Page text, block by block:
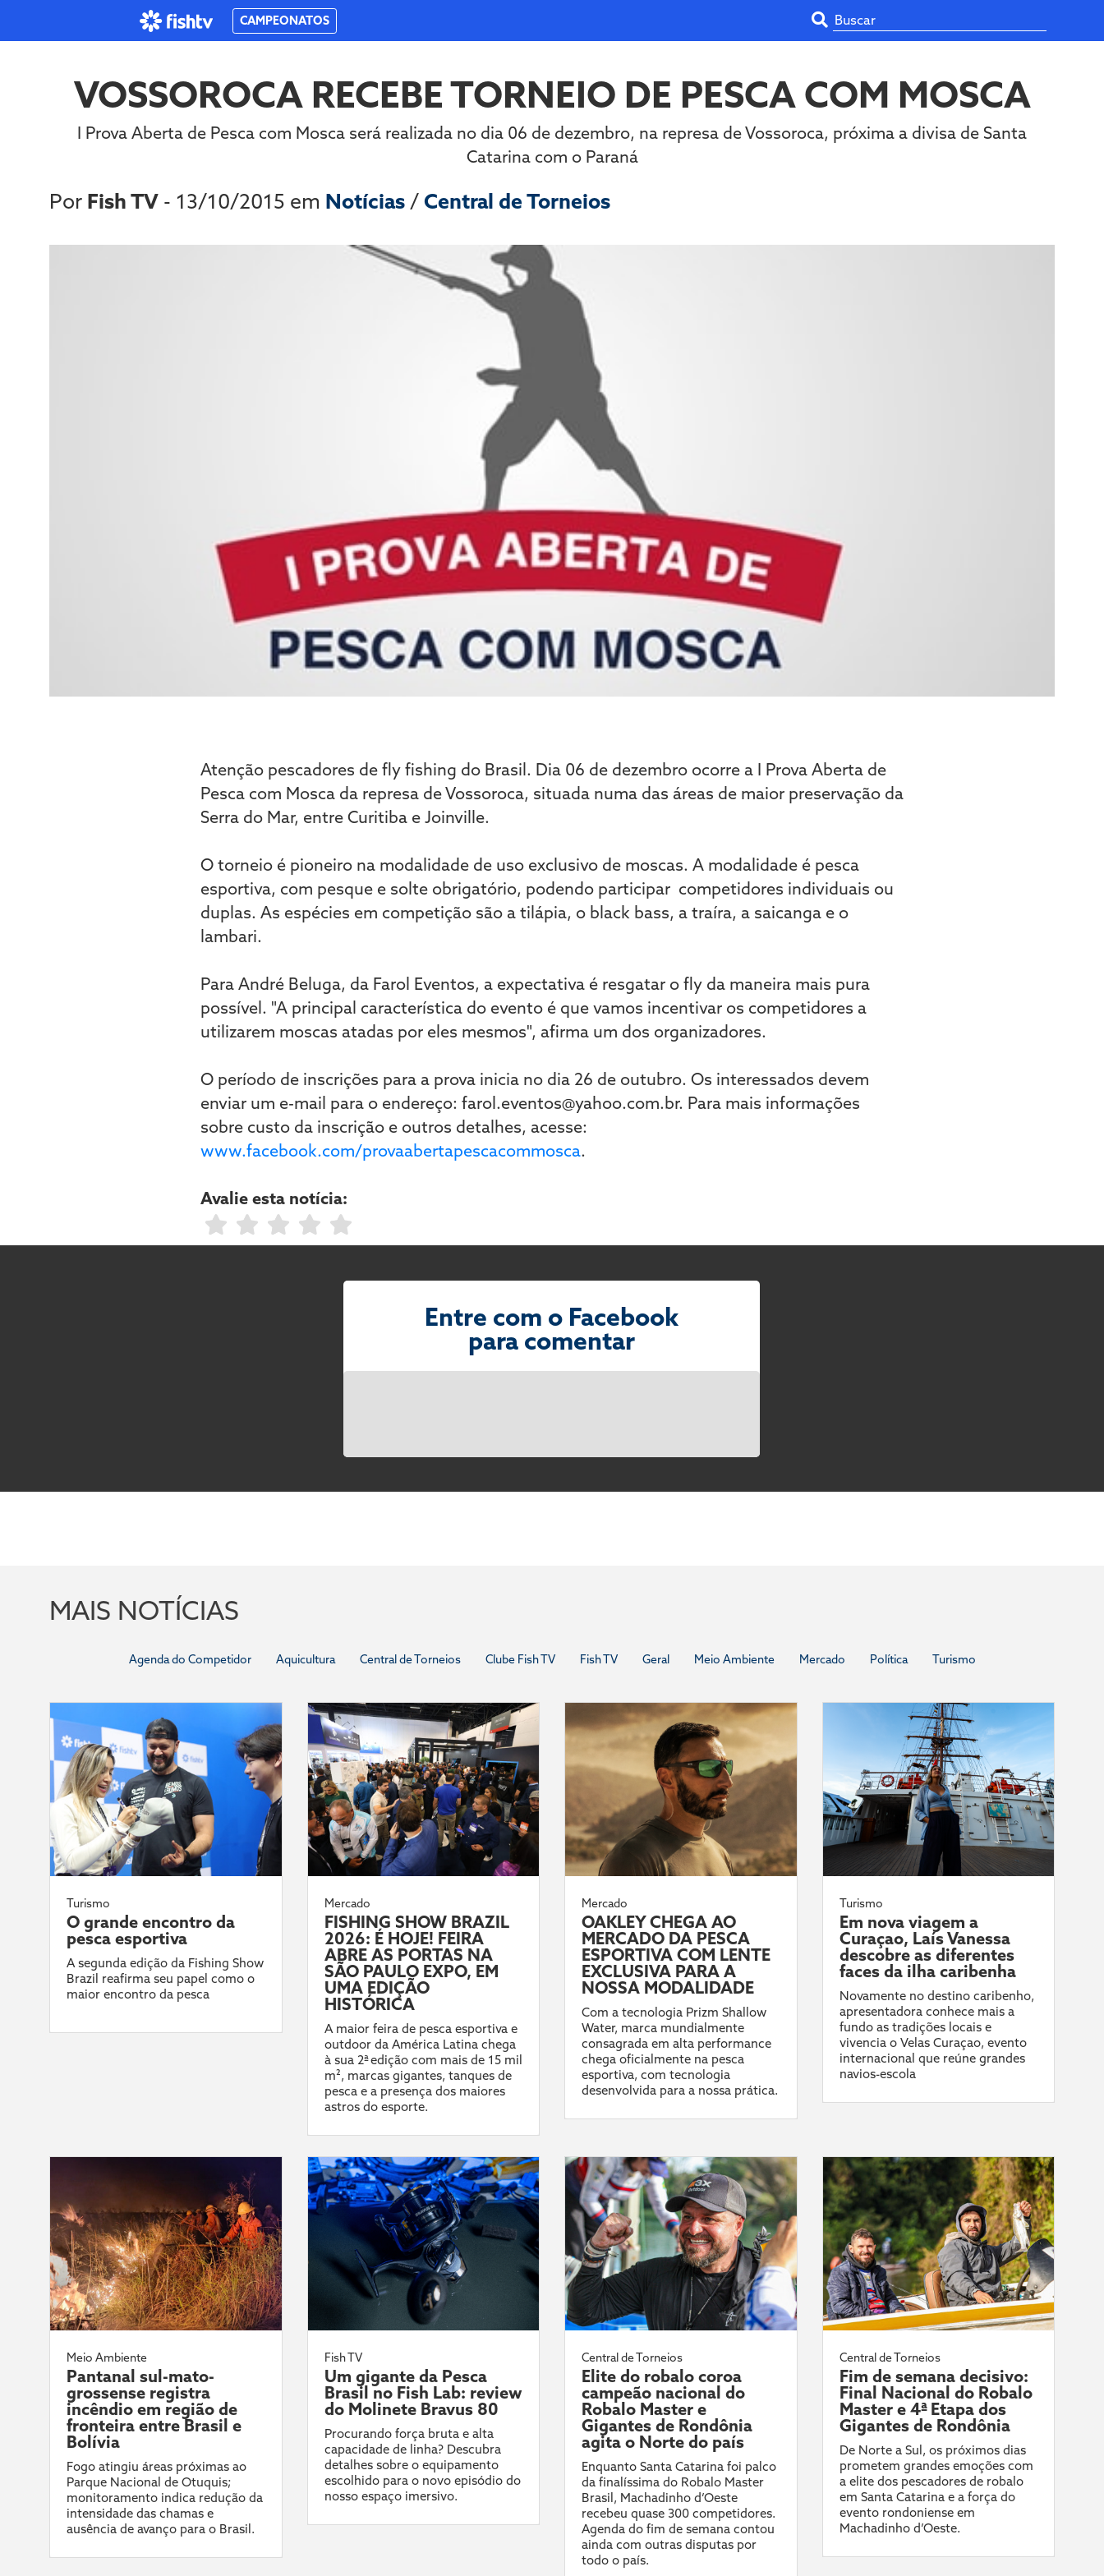
CAMPEONATOS
VOSSOROCA RECEBE TORNEIO DE PESCA COM MOSCA
I Prova Aberta de Pesca com Mosca será realizada no dia 06 de dezembro, na represa de Vossoroca, próxima a divisa de Santa
Catarina com o Paraná
Por Fish TV - 13/10/2015 em Notícias/Central de Torneios
Atenção pescadores de fly fishing do Brasil. Dia 06 de dezembro ocorre a I Prova Aberta de
Pesca com Mosca da represa de Vossoroca, situada numa das áreas de maior preservação da
Serra do Mar, entre Curitiba e Joinville.
O torneio é pioneiro na modalidade de uso exclusivo de moscas. A modalidade é pesca
esportiva, com pesque e solte obrigatório, podendo participar competidores individuais ou
duplas. As espécies em competição são a tilápia, o black bass, a traíra, a saicanga e o
lambari.
Para André Beluga, da Farol Eventos, a expectativa é resgatar o fly da maneira mais pura
possível. "A principal característica do evento é que vamos incentivar os competidores a
utilizarem moscas atadas por eles mesmos", afirma um dos organizadores.
O período de inscrições para a prova inicia no dia 26 de outubro. Os interessados devem
enviar um e-mail para o endereço: farol.eventos@yahoo.com.br. Para mais informações
sobre custo da inscrição e outros detalhes, acesse:
www.facebook.com/provaabertapescacommosca.
Avalie esta notícia:
Entre com o Facebook
para comentar
MAIS NOTÍCIAS
Agenda do Competidor Aquicultura Central de Torneios Clube Fish TV Fish TV Geral Meio Ambiente Mercado Política Turismo
Turismo
O grande encontro da
pesca esportiva
A segunda edição da Fishing Show
Brazil reafirma seu papel como o
maior encontro da pesca
Mercado
FISHING SHOW BRAZIL
2026: É HOJE! FEIRA
ABRE AS PORTAS NA
SÃO PAULO EXPO, EM
UMA EDIÇÃO
HISTÓRICA
A maior feira de pesca esportiva e
outdoor da América Latina chega
à sua 2ª edição com mais de 15 mil
m², marcas gigantes, tanques de
pesca e a presença dos maiores
astros do esporte.
Mercado
OAKLEY CHEGA AO
MERCADO DA PESCA
ESPORTIVA COM LENTE
EXCLUSIVA PARA A
NOSSA MODALIDADE
Com a tecnologia Prizm Shallow
Water, marca mundialmente
consagrada em alta performance
chega oficialmente na pesca
esportiva, com tecnologia
desenvolvida para a nossa prática.
Turismo
Em nova viagem a
Curaçao, Laís Vanessa
descobre as diferentes
faces da ilha caribenha
Novamente no destino caribenho,
apresentadora conhece mais a
fundo as tradições locais e
vivencia o Velas Curaçao, evento
internacional que reúne grandes
navios-escola
Meio Ambiente
Pantanal sul-mato-
grossense registra
incêndio em região de
fronteira entre Brasil e
Bolívia
Fogo atingiu áreas próximas ao
Parque Nacional de Otuquis;
monitoramento indica redução da
intensidade das chamas e
ausência de avanço para o Brasil.
Fish TV
Um gigante da Pesca
Brasil no Fish Lab: review
do Molinete Bravus 80
Procurando força bruta e alta
capacidade de linha? Descubra
detalhes sobre o equipamento
escolhido para o novo episódio do
nosso espaço imersivo.
Central de Torneios
Elite do robalo coroa
campeão nacional do
Robalo Master e
Gigantes de Rondônia
agita o Norte do país
Enquanto Santa Catarina foi palco
da finalíssima do Robalo Master
Brasil, Machadinho d’Oeste
recebeu quase 300 competidores.
Agenda do fim de semana contou
ainda com outras disputas por
todo o país.
Central de Torneios
Fim de semana decisivo:
Final Nacional do Robalo
Master e 4ª Etapa dos
Gigantes de Rondônia
De Norte a Sul, os próximos dias
prometem grandes emoções com
a elite dos pescadores de robalo
em Santa Catarina e a força do
evento rondoniense em
Machadinho d’Oeste.